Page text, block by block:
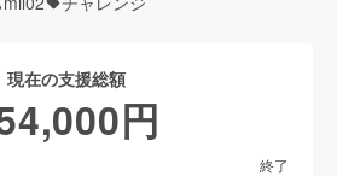
現在の支援総額
円
終了